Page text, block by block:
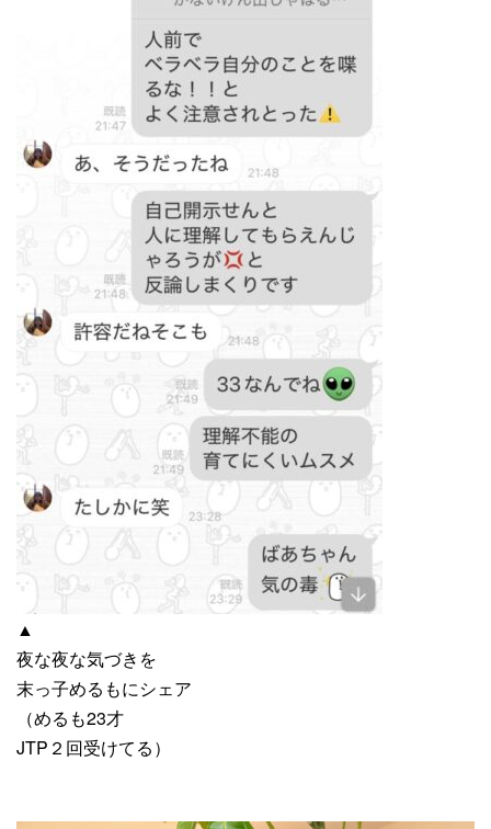
▲
夜な夜な気づきを
末っ子めるもにシェア
（めるも23才
JTP２回受けてる）